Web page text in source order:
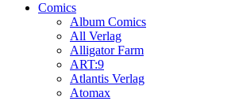
Comics
Album Comics
All Verlag
Alligator Farm
ART:9
Atlantis Verlag
Atomax